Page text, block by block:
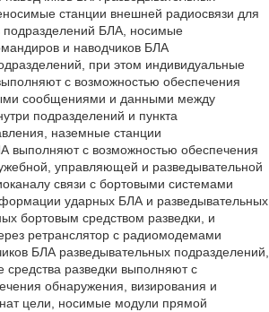
станции внешней радиосвязи для
подразделений БЛА, носимые
и наводчиков БЛА
при этом индивидуальные
с возможностью обеспечения
сообщениями и данными между
подразделений и пункта
наземные станции
выполняют с возможностью обеспечения
управляющей и разведывательной
связи с бортовыми системами
ударных БЛА и разведывательных
бортовым средством разведки, и
ретранслятор с радиомодемами
БЛА разведывательных подразделений,
средства разведки выполняют с
обнаружения, визирования и
цели, носимые модули прямой